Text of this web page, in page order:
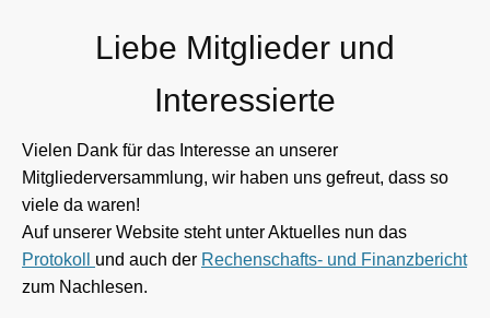
Liebe Mitglieder und
Interessierte
Vielen Dank für das Interesse an unserer
Mitgliederversammlung, wir haben uns gefreut, dass so
viele da waren!
Auf unserer Website steht unter Aktuelles nun das
Protokoll und auch der Rechenschafts- und Finanzbericht
zum Nachlesen.